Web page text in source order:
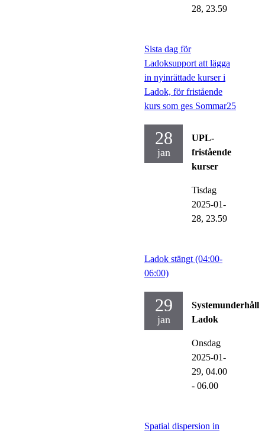
28, 23.59
Sista dag för
Ladoksupport att lägga
in nyinrättade kurser i
Ladok, för fristående
kurs som ges Sommar25
28
jan
UPL-
fristående
kurser
Tisdag
2025-01-
28, 23.59
Ladok stängt (04:00-
06:00)
29
jan
Systemunderhåll
Ladok
Onsdag
2025-01-
29, 04.00
- 06.00
Spatial dispersion in